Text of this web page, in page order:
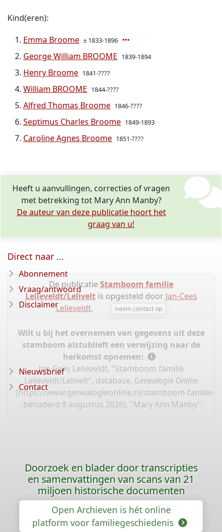
Kind(eren):
Emma Broome ± 1833-1896
George William BROOME 1839-1894
Henry Broome 1841-????
William BROOME 1844-????
Alfred Thomas Broome 1846-????
Septimus Charles Broome 1849-1893
Caroline Agnes Broome 1851-????
Heeft u aanvullingen, correcties of vragen
met betrekking tot Mary Ann Manby?
De auteur van deze publicatie hoort het
graag van u!
De publicatie Stamboom familie
Lelieveldt/Leliveltis opgesteld door Jan-Cees
Lelieveldt. neem contact op
Wilt u bij het overnemen van gegevens uit deze
stamboom alstublieft een verwijzing naar de
herkomst opnemen:
Jan-Cees Lelieveldt, "Stamboom familie
Lelieveldt/Lelivelt", database, Genealogie Online
(https://www.genealogieonline.nl/stamboom-familie-
: benaderd 8 augustus 2026), "Mary Ann Manby".
Direct naar ...
Abonnement
Vraag/antwoord
Disclaimer
Nieuwsbrief
Contact
Doorzoek en blader door transcripties
en samenvattingen van scans van 21
miljoen historische documenten
Open Archieven is hét online
platform voor familiegeschiedenis